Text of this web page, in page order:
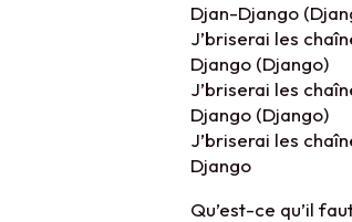
Djan-Django
J’briserai les
Django (Django)
J’briserai les
Django (Django)
J’briserai les
Django
Qu’est-ce qu’il